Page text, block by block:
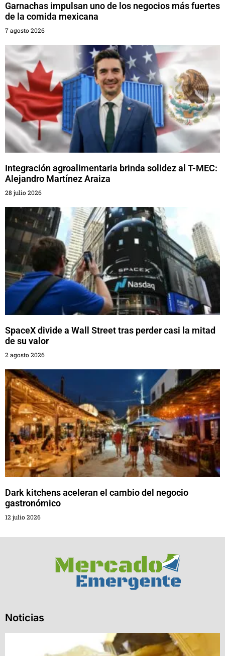
Garnachas impulsan uno de los negocios más fuertes
de la comida mexicana
7 agosto 2026
Integración agroalimentaria brinda solidez al T-MEC:
Alejandro Martínez Araiza
28 julio 2026
SpaceX divide a Wall Street tras perder casi la mitad
de su valor
2 agosto 2026
Dark kitchens aceleran el cambio del negocio
gastronómico
12 julio 2026
Noticias